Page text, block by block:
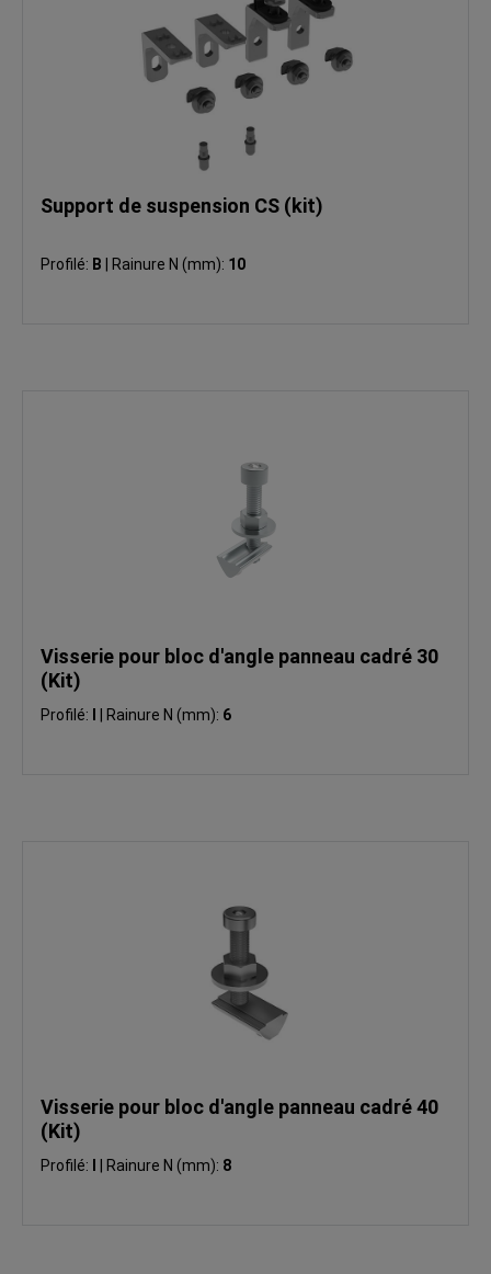
Support de suspension CS (kit)
Profilé: B Rainure N (mm): 10
Visserie pour bloc d'angle panneau cadré 30
(Kit)
Profilé: Rainure N (mm): 6
Visserie pour bloc d'angle panneau cadré 40
(Kit)
Profilé: Rainure N (mm): 8